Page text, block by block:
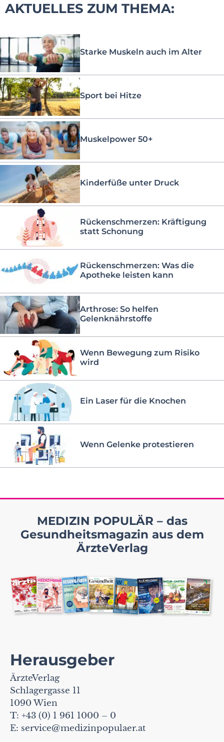
AKTUELLES ZUM THEMA:
Starke Muskeln auch im Alter
Sport bei Hitze
Muskelpower 50+
Kinderfüße unter Druck
Rückenschmerzen: Kräftigung
statt Schonung
Rückenschmerzen: Was die
Apotheke leisten kann
Arthrose: So helfen
Gelenknährstoffe
Wenn Bewegung zum Risiko
wird
Ein Laser für die Knochen
Wenn Gelenke protestieren
MEDIZIN POPULÄR – das
Gesundheitsmagazin aus dem
ÄrzteVerlag
Herausgeber
ÄrzteVerlag
Schlagergasse 11
1090 Wien
T: +43 (0) 1 961 1000 – 0
E: service@medizinpopulaer.at